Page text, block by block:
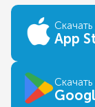
Скачать
App
Скачать